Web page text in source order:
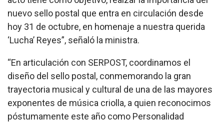
nuevo sello postal que entra en circulación desde
hoy 31 de octubre, en homenaje a nuestra querida
‘Lucha’ Reyes”, señaló la ministra.
“En articulación con SERPOST, coordinamos el
diseño del sello postal, conmemorando la gran
trayectoria musical y cultural de una de las mayores
exponentes de música criolla, a quien reconocimos
póstumamente este año como Personalidad